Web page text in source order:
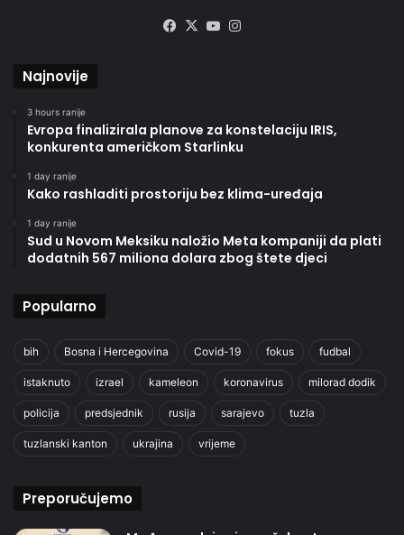
Facebook
X YouTube
Najnovije
3 hours ranije
Evropa finalizirala planove za konstelaciju IRIS,
konkurenta američkom Starlinku
1 day ranije
Kako rashladiti prostoriju bez klima-uređaja
1 day ranije
Sud u Novom Meksiku naložio Meta kompaniji da plati
dodatnih 567 miliona dolara zbog štete djeci
Popularno
bih Bosna i Hercegovina Covid-19 fokus fudbal
istaknuto izrael kameleon koronavirus milorad dodik
policija predsjednik rusija sarajevo tuzla
tuzlanski kanton ukrajina vrijeme
Preporučujemo